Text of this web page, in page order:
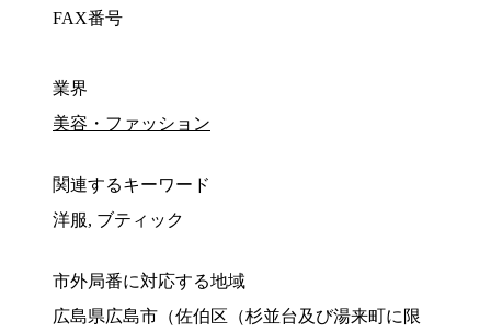
FAX番号
業界
美容・ファッション
関連するキーワード
洋服, ブティック
市外局番に対応する地域
広島県広島市（佐伯区（杉並台及び湯来町に限